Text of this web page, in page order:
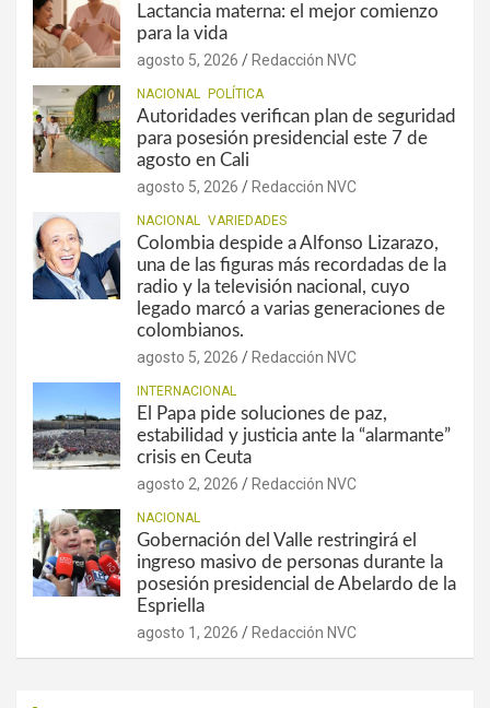
Lactancia materna: el mejor comienzo
para la vida
agosto 5, 2026 Redacción NVC
NACIONAL POLÍTICA
Autoridades verifican plan de seguridad
para posesión presidencial este 7 de
agosto en Cali
agosto 5, 2026 Redacción NVC
NACIONAL VARIEDADES
Colombia despide a Alfonso Lizarazo,
una de las figuras más recordadas de la
radio y la televisión nacional, cuyo
legado marcó a varias generaciones de
colombianos.
agosto 5, 2026 Redacción NVC
INTERNACIONAL
El Papa pide soluciones de paz,
estabilidad y justicia ante la “alarmante”
crisis en Ceuta
agosto 2, 2026 Redacción NVC
NACIONAL
Gobernación del Valle restringirá el
ingreso masivo de personas durante la
posesión presidencial de Abelardo de la
Espriella
agosto 1, 2026 Redacción NVC